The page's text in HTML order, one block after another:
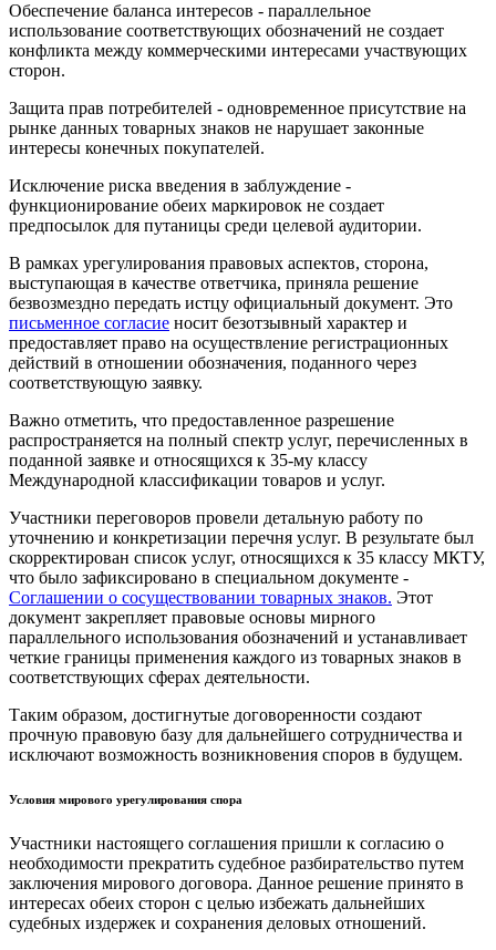
Обеспечение баланса интересов - параллельное
использование соответствующих обозначений не создает
конфликта между коммерческими интересами участвующих
сторон.
Защита прав потребителей - одновременное присутствие на
рынке данных товарных знаков не нарушает законные
интересы конечных покупателей.
Исключение риска введения в заблуждение -
функционирование обеих маркировок не создает
предпосылок для путаницы среди целевой аудитории.
В рамках урегулирования правовых аспектов, сторона,
выступающая в качестве ответчика, приняла решение
безвозмездно передать истцу официальный документ. Это
письменное согласие носит безотзывный характер и
предоставляет право на осуществление регистрационных
действий в отношении обозначения, поданного через
соответствующую заявку.
Важно отметить, что предоставленное разрешение
распространяется на полный спектр услуг, перечисленных в
поданной заявке и относящихся к 35-му классу
Международной классификации товаров и услуг.
Участники переговоров провели детальную работу по
уточнению и конкретизации перечня услуг. В результате был
скорректирован список услуг, относящихся к 35 классу МКТУ,
что было зафиксировано в специальном документе -
Соглашении о сосуществовании товарных знаков. Этот
документ закрепляет правовые основы мирного
параллельного использования обозначений и устанавливает
четкие границы применения каждого из товарных знаков в
соответствующих сферах деятельности.
Таким образом, достигнутые договоренности создают
прочную правовую базу для дальнейшего сотрудничества и
исключают возможность возникновения споров в будущем.
Условия мирового урегулирования спора
Участники настоящего соглашения пришли к согласию о
необходимости прекратить судебное разбирательство путем
заключения мирового договора. Данное решение принято в
интересах обеих сторон с целью избежать дальнейших
судебных издержек и сохранения деловых отношений.